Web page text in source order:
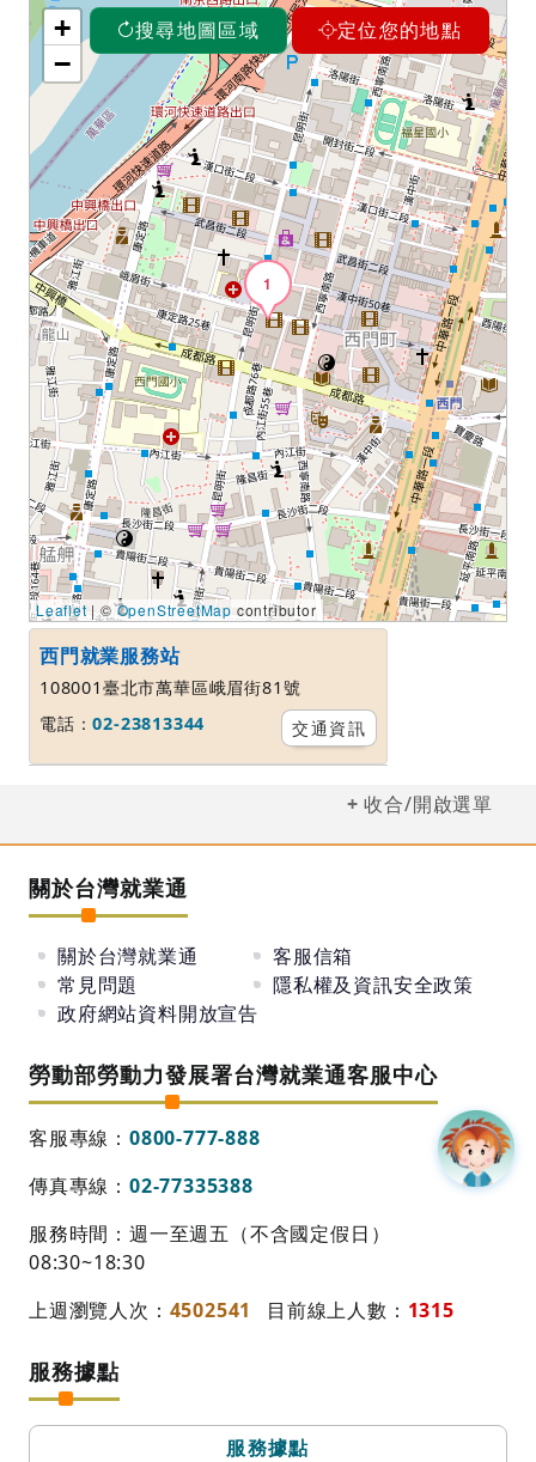
搜尋地圖區域 定位您的地點
1
+
−
Leaflet | ©OpenStreetMap contributor
西門就業服務站
108001臺北市萬華區峨眉街81號
電話：02-23813344 交通資訊
收合/開啟選單
關於台灣就業通
關於台灣就業通
客服信箱
常見問題
隱私權及資訊安全政策
政府網站資料開放宣告
勞動部勞動力發展署台灣就業通客服中心
客服專線： 0800-777-888
傳真專線： 02-77335388
服務時間：週一至週五（不含國定假日）
08:30~18:30
上週瀏覽人次： 4502541 目前線上人數： 1315
服務據點
服務據點